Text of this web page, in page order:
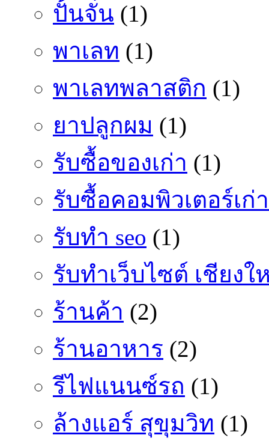
ปั้นจั่น (1)
พาเลท (1)
พาเลทพลาสติก (1)
ยาปลูกผม (1)
รับซื้อของเก่า (1)
รับซื้อคอมพิวเตอร์เก่า
รับทำ seo (1)
รับทำเว็บไซต์ เชียงใ
ร้านค้า (2)
ร้านอาหาร (2)
รีไฟแนนซ์รถ (1)
ล้างแอร์ สุขุมวิท (1)